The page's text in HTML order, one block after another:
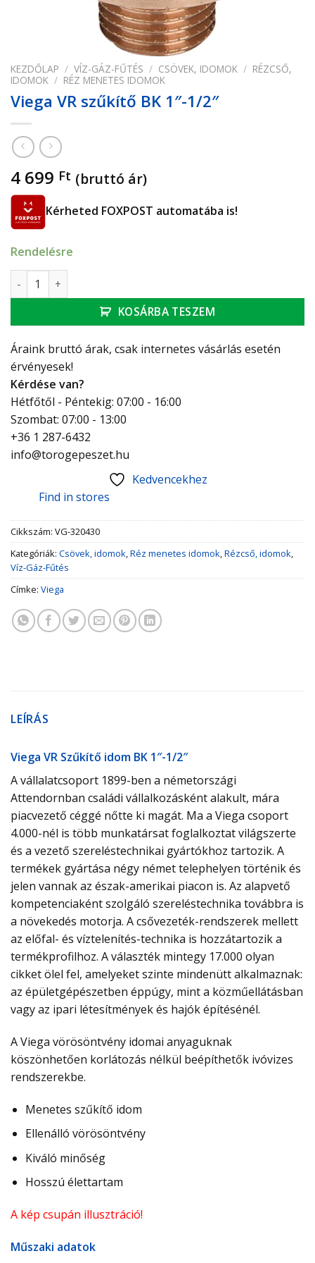
KEZDŐLAP / VÍZ-GÁZ-FŰTÉS / CSÖVEK, IDOMOK / RÉZCSŐ,
IDOMOK / RÉZ MENETES IDOMOK
Viega VR szűkítő BK 1″-1/2″
4 699 Ft (bruttó ár)
Kérheted FOXPOST automatába is!
Rendelésre
Viega VR szűkítő BK 1"-1/2" mennyiség
KOSÁRBA TESZEM
Áraink bruttó árak, csak internetes vásárlás esetén
érvényesek!
Kérdése van?
Hétfőtől - Péntekig: 07:00 - 16:00
Szombat: 07:00 - 13:00
+36 1 287-6432
info@torogepeszet.hu
Kedvencekhez
Find in stores
Cikkszám: VG-320430
Kategóriák: Csövek, idomok,Réz menetes idomok,Rézcső, idomok,
Víz-Gáz-Fűtés
Címke: Viega
LEÍRÁS
Viega VR Szűkítő idom BK 1″-1/2″
A vállalatcsoport 1899-ben a németországi
Attendornban családi vállalkozásként alakult, mára
piacvezető céggé nőtte ki magát. Ma a Viega csoport
4.000-nél is több munkatársat foglalkoztat világszerte
és a vezető szereléstechnikai gyártókhoz tartozik. A
termékek gyártása négy német telephelyen történik és
jelen vannak az észak-amerikai piacon is. Az alapvető
kompetenciaként szolgáló szereléstechnika továbbra is
a növekedés motorja. A csővezeték-rendszerek mellett
az előfal- és víztelenítés-technika is hozzátartozik a
termékprofilhoz. A választék mintegy 17.000 olyan
cikket ölel fel, amelyeket szinte mindenütt alkalmaznak:
az épületgépészetben éppúgy, mint a közműellátásban
vagy az ipari létesítmények és hajók építésénél.
A Viega vörösöntvény idomai anyaguknak
köszönhetően korlátozás nélkül beépíthetők ivóvizes
rendszerekbe.
Menetes szűkítő idom
Ellenálló vörösöntvény
Kiváló minőség
Hosszú élettartam
A kép csupán illusztráció!
Műszaki adatok